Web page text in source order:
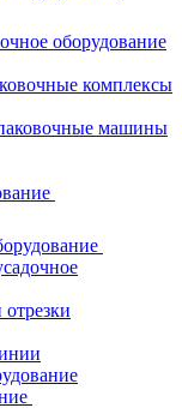
оборудование
комплексы
машины